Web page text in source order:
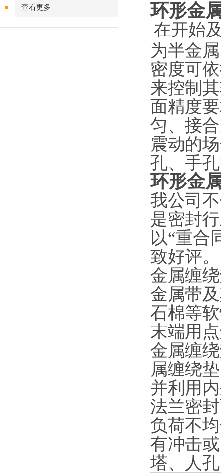
查看更多 环形金
在开始
为半金
密度可
来控制
面精度
匀、接
震动的
孔、手
环形金
我公司
是密封
以“重合
致好评。
金属缠
金属带
石棉等
末端用
金属缠
属缠绕
并利用
法兰密
负荷不
有冲击
塔、人